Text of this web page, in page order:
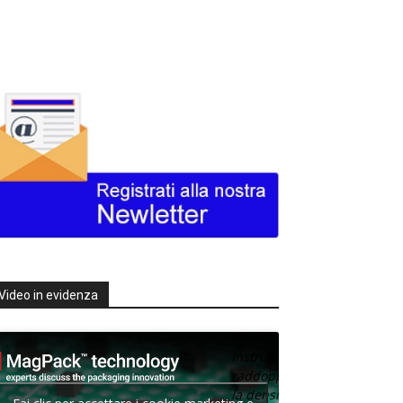
in evidenza
Texas
raddoppia
la densità